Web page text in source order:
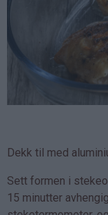
Dekk til med
Sett formen i
15 minutter